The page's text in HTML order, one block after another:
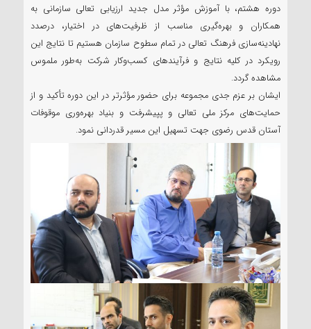
دوره هشتم، با آموزش مؤثر مدل جدید ارزیابی تعالی سازمانی به
همکاران و بهره‌گیری مناسب از ظرفیت‌های در اختیار، درصدد
نهادینه‌سازی فرهنگ تعالی در تمام سطوح سازمان هستیم تا نتایج این
رویکرد در کلیه نتایج و فرآیندهای کسب‌وکار شرکت به‌طور ملموس
مشاهده گردد.
ایشان بر عزم جدی مجموعه برای حضور مؤثرتر در این دوره تأکید و از
حمایت‌های مرکز ملی تعالی و پپیشرفت و بنیاد بهره‌وری موقوفات
آستان قدس رضوی جهت تسهیل این مسیر قدردانی نمود.